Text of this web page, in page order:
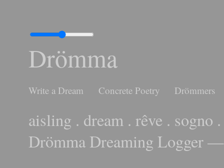
Drömma
Write a Dream Concrete Poetry Drömmers
aisling . dream . rêve . sogno
Drömma Dreaming Logger